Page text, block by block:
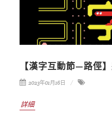
【漢字互動節—路俓
2023年01月16日
詳細